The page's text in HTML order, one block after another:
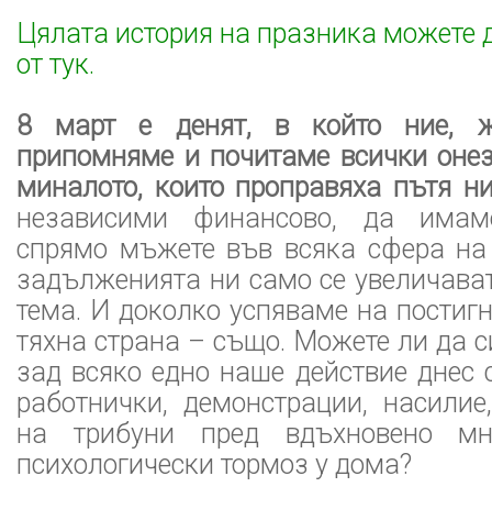
Цялата история на празника можете
от тук.
8 март е денят, в който ние,
припомняме и почитаме всички
миналото, които проправяха пътя
независими финансово, да
спрямо мъжете във всяка сфера
задълженията ни само се
тема. И доколко успяваме на
тяхна страна – също. Можете ли да
зад всяко едно наше действие днес
работнички, демонстрации,
на трибуни пред вдъхновено
психологически тормоз у дома?